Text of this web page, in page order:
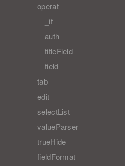
operat
_if
auth
titleField
field
tab
edit
selectList
valueParser
trueHide
fieldFormat